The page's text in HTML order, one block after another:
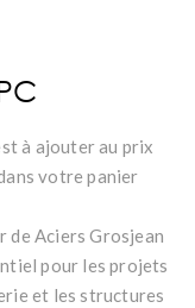
à ajouter au prix
votre panier
de Aciers Grosjean
pour les projets
et les structures